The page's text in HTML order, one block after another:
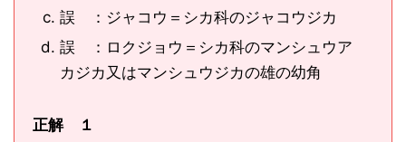
誤 ：ジャコウ＝シカ科のジャコウジカ
誤 ：ロクジョウ＝シカ科のマンシュウア
カジカ又はマンシュウジカの雄の幼角
正解 １